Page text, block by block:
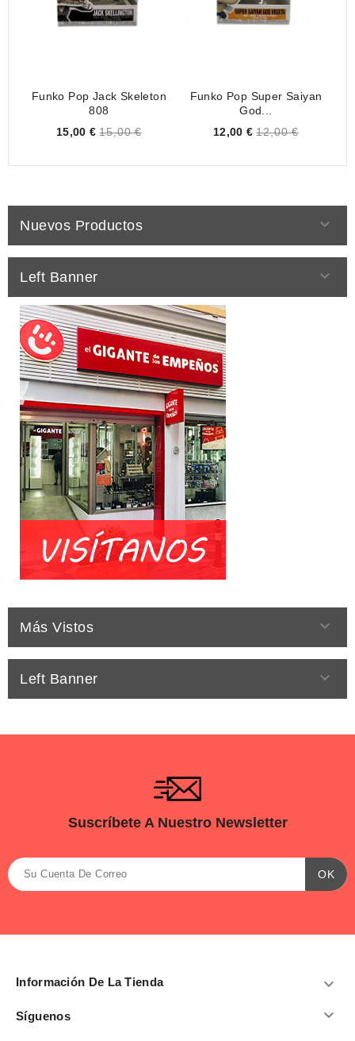
Funko Pop Jack Skeleton
808
Price
15,00 € 15,00 €
Funko Pop Super Saiyan
God...
Price
12,00 € 12,00 €
Nuevos Productos 
Left Banner 
Más Vistos 
Left Banner 
Suscríbete A Nuestro Newsletter
Información De La Tienda 
Síguenos 